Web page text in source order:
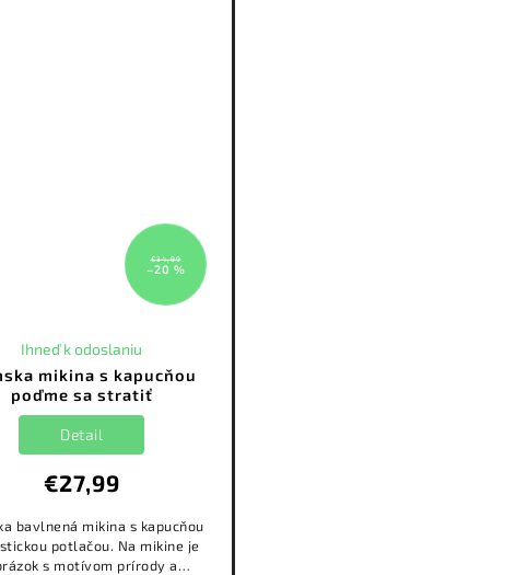
€34,99
–20 %
mikina s kapucňou
poďme sa stratiť
Ihneď k odoslaniu
€27,99
Detail
bavlnená mikina s kapucňou
potlačou. Na mikine je
s motívom prírody a